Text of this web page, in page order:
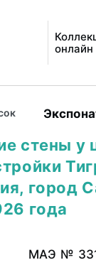
онлайн
стены у
город
года
МАЭ №